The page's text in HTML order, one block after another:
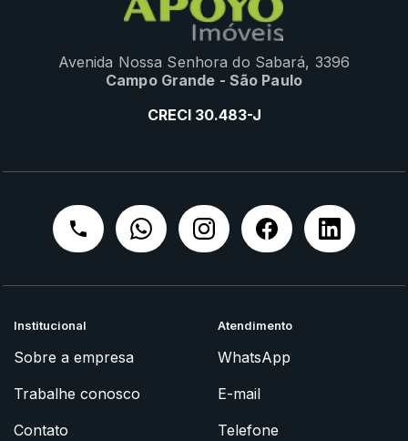
Avenida Nossa Senhora do Sabará, 3396
Campo Grande - São Paulo
CRECI 30.483-J
Institucional
Sobre a empresa
Trabalhe conosco
Contato
Atendimento
WhatsApp
E-mail
Telefone